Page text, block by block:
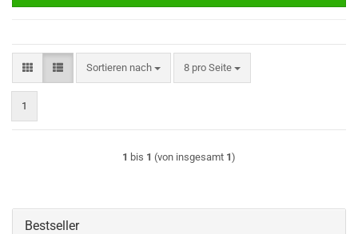
Sortieren nach
Sortieren nach 8 pro Seite
pro Seite
1
1 bis 1 (von insgesamt 1)
Bestseller